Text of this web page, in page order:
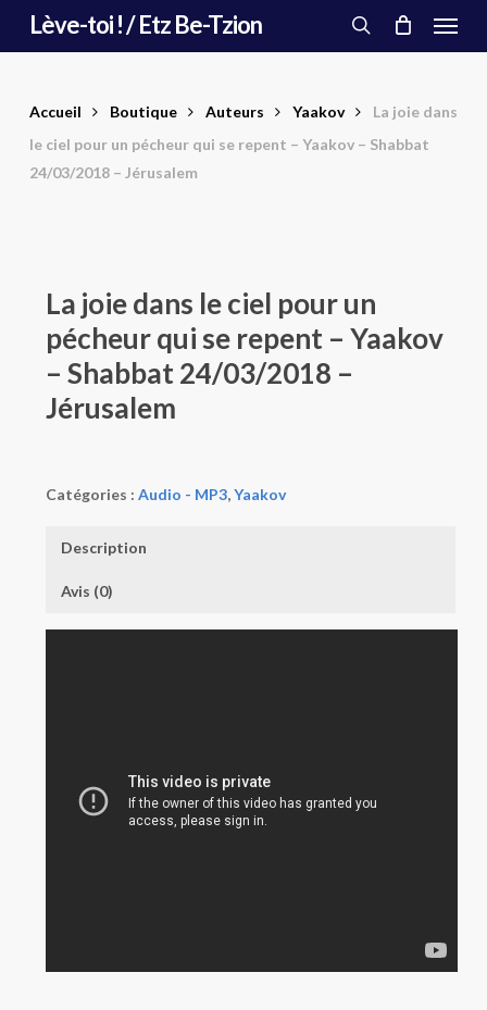
Lève-toi ! / Etz Be-Tzion
search
Menu
Accueil Boutique Auteurs Yaakov
La joie dans
le ciel pour un pécheur qui se repent – Yaakov – Shabbat
24/03/2018 – Jérusalem
La joie dans le ciel pour un
pécheur qui se repent – Yaakov
– Shabbat 24/03/2018 –
Jérusalem
Catégories : Audio - MP3,Yaakov
Description
Avis (0)